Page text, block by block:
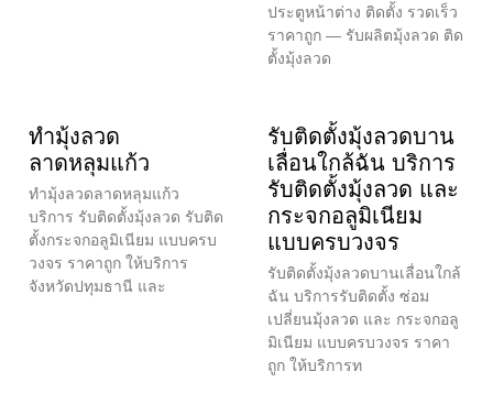
ประตูหน้าต่าง ติดตั้ง รวดเร็ว
ราคาถูก — รับผลิตมุ้งลวด ติด
ตั้งมุ้งลวด
ทำมุ้งลวด
ลาดหลุมแก้ว
ทำมุ้งลวดลาดหลุมแก้ว
บริการ รับติดตั้งมุ้งลวด รับติด
ตั้งกระจกอลูมิเนียม แบบครบ
วงจร ราคาถูก ให้บริการ
จังหวัดปทุมธานี และ
รับติดตั้งมุ้งลวดบาน
เลื่อนใกล้ฉัน บริการ
รับติดตั้งมุ้งลวด และ
กระจกอลูมิเนียม
แบบครบวงจร
รับติดตั้งมุ้งลวดบานเลื่อนใกล้
ฉัน บริการรับติดตั้ง ซ่อม
เปลี่ยนมุ้งลวด และ กระจกอลู
มิเนียม แบบครบวงจร ราคา
ถูก ให้บริการท